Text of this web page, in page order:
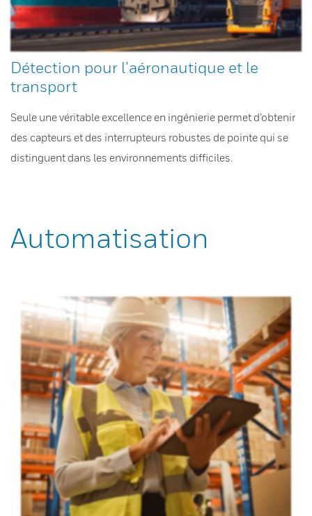
Détection pour l’aéronautique et le
transport
Seule une véritable excellence en ingénierie permet d’obtenir
des capteurs et des interrupteurs robustes de pointe qui se
distinguent dans les environnements difficiles.
Automatisation